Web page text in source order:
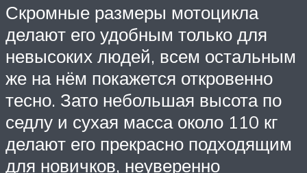
Скромные размеры мотоцикла
делают его удобным только для
невысоких людей, всем остальным
же на нём покажется откровенно
тесно. Зато небольшая высота по
седлу и сухая масса около 110 кг
делают его прекрасно подходящим
для новичков, неуверенно